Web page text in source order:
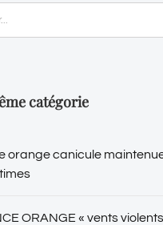
catégorie
orange canicule
ORANGE « vents